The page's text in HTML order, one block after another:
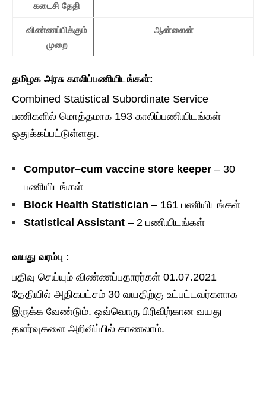
கடைசி தேதி
விண்ணப்பிக்கும்
முறை
ஆன்லைன்
தமிழக அரசு காலிப்பணியிடங்கள்:
Combined Statistical Subordinate Service
பணிகளில் மொத்தமாக 193 காலிப்பணியிடங்கள்
ஒதுக்கப்பட்டுள்ளது.
Computor–cum vaccine store keeper – 30
பணியிடங்கள்
Block Health Statistician – 161 பணியிடங்கள்
Statistical Assistant – 2 பணியிடங்கள்
வயது வரம்பு :
பதிவு செய்யும் விண்ணப்பதாரர்கள் 01.07.2021
தேதியில் அதிகபட்சம் 30 வயதிற்கு உட்பட்டவர்களாக
இருக்க வேண்டும். ஒவ்வொரு பிரிவிற்கான வயது
தளர்வுகளை அறிவிப்பில் காணலாம்.